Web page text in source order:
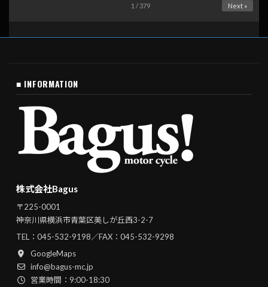
1 / 379 Next »
■ INFORMATION
株式会社Bagus
〒225-0001
神奈川県横浜市青葉区美しが丘西3-2-7
TEL： 045-532-9198／FAX：045-532-9298
GoogleMaps
info@bagus-mc.jp
営業時間：9:00-18:30